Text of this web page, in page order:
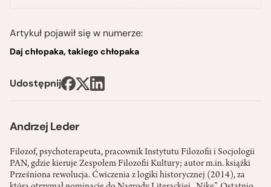
Andrzej Leder
Filozof, psychoterapeuta, pracownik Instytutu Filozofii i Socjologii
PAN, gdzie kieruje Zespołem Filozofii Kultury; autor m.in. książki
Prześniona rewolucja. Ćwiczenia z logiki historycznej (2014), za
Artykuł pojawił się w numerze:
Daj chłopaka, takiego chłopaka
Udostępnij